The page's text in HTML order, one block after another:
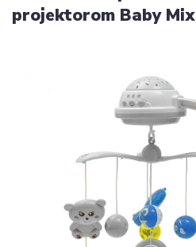
projektorom Baby